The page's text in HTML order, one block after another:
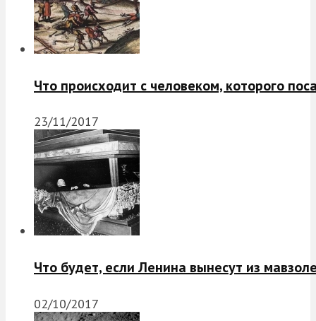
Что происходит с человеком, которого
23/11/2017
Что будет, если Ленина вынесут из
02/10/2017